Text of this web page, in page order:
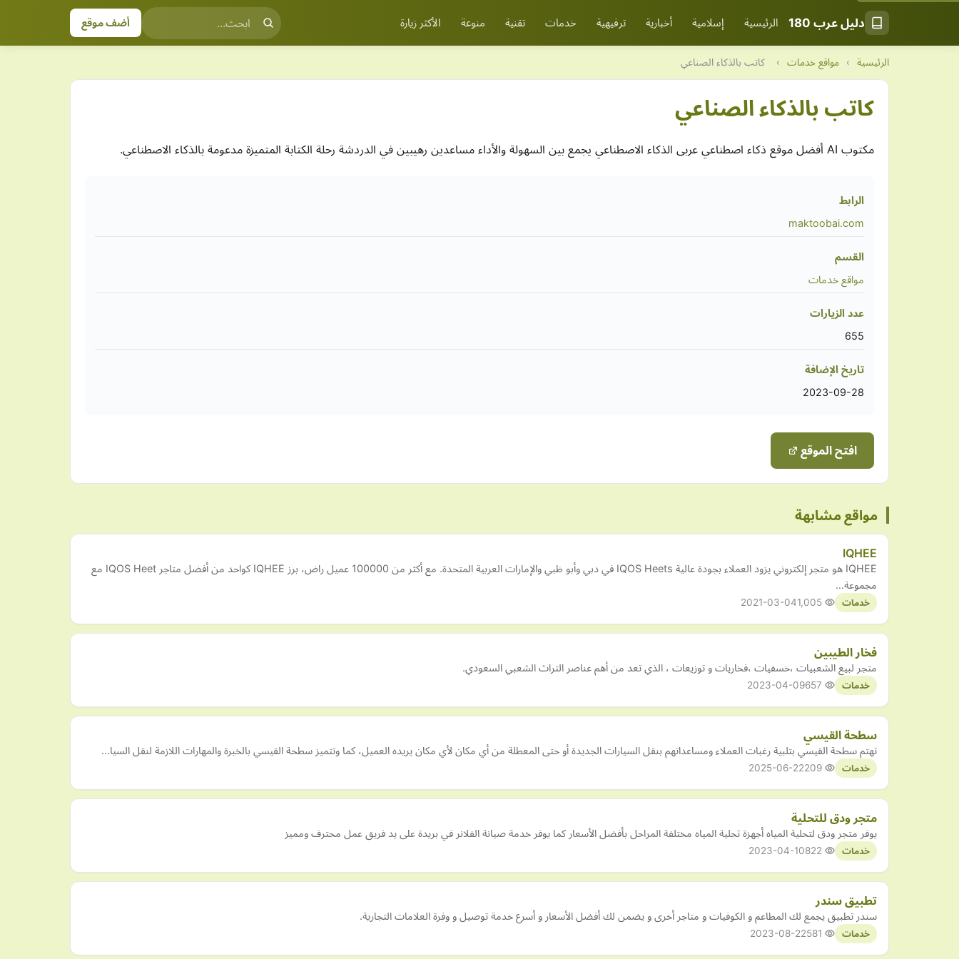
دليل عرب 180 الرئيسية إسلامية أخبارية ترفيهية خدمات تقنية منوعة الأكثر زيارة أضف موقع
الرئيسية › مواقع خدمات › كاتب بالذكاء الصناعي
كاتب بالذكاء الصناعي
مكتوب AI أفضل موقع ذكاء اصطناعي عربى الذكاء الاصطناعي يجمع بين السهولة والأداء مساعدين رهيبين في الدردشة رحلة الكتابة المتميزة مدعومة بالذكاء الاصطناعي.
الرابط
maktoobai.com
القسم
مواقع خدمات
عدد الزيارات
655
تاريخ الإضافة
2023-09-28
افتح الموقع
مواقع مشابهة
IQHEE
IQHEE هو متجر إلكتروني يزود العملاء بجودة عالية IQOS Heets في دبي وأبو ظبي والإمارات العربية المتحدة. مع أكثر من 100000 عميل راض، برز IQHEE كواحد من أفضل متاجر IQOS Heet مع
مجموعة…
خدمات 2021-03-04
فخار الطيبين
متجر لبيع الشعبيات ،خسفيات ،فخاريات و توزيعات ، الذي تعد من أهم عناصر التراث الشعبي السعودي.
خدمات 2023-04-09
سطحة القيسي
تهتم سطحة القيسي بتلبية رغبات العملاء ومساعداتهم بنقل السيارات الجديدة أو حتى المعطلة من أي مكان لأي مكان يريده العميل، كما وتتميز سطحة القيسي بالخبرة والمهارات اللازمة لنقل السيا…
خدمات 2025-06-22
متجر ودق للتحلية
يوفر متجر ودق لتحلية المياه أجهزة تحلية المياه مختلفة المراحل بأفضل الأسعار كما يوفر خدمة صيانة الفلانر في بريدة على يد فريق عمل محترف ومميز
خدمات 2023-04-10
تطبيق سندر
سندر تطبيق يجمع لك المطاعم و الكوفيات و متاجر أخرى و يضمن لك أفضل الأسعار و أسرع خدمة توصيل و وفرة العلامات التجارية.
خدمات 2023-08-22